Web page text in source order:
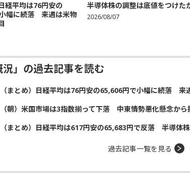
経平均は76円安の
幅に続落 来週は米物
半導体株の調整は底値をつけた
2026/08/07
況」の過去記事を読む
（まとめ）日経平均は76円安の65,606円で小幅に続落 来
（朝）米国市場は3指数揃って下落 中東情勢悪化懸念か
（まとめ）日経平均は617円安の65,683円で反落 半導体
過去記事一覧を見る